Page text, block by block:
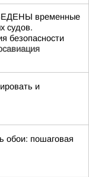
временные
судов.
безопасности
и
обои: пошаговая